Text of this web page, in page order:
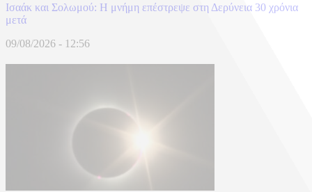
Ισαάκ και Σολωμού: Η μνήμη επέστρεψε στη Δερύνεια 30 χρόνια
μετά
09/08/2026 - 12:56